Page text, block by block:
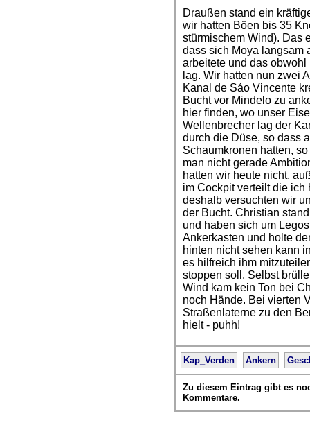
Draußen stand ein
wir hatten Böen bis 35
stürmischem Wind). Das
dass sich Moya langsam
arbeitete und das
lag. Wir hatten nun zwei
Kanal de Sáo Vincente
Bucht vor Mindelo zu
hier finden, wo unser
Wellenbrecher lag der
durch die Düse, so dass
Schaumkronen hatten,
man nicht gerade
hatten wir heute nicht,
im Cockpit verteilt die ich
deshalb versuchten wir
der Bucht. Christian
und haben sich um
Ankerkasten und holte
hinten nicht sehen kann
es hilfreich ihm
stoppen soll. Selbst
Wind kam kein Ton bei
noch Hände. Bei vierten
Straßenlaterne zu den
hielt - puhh!
Kap_Verden Ankern
Zu diesem Eintrag gibt es
Kommentare.